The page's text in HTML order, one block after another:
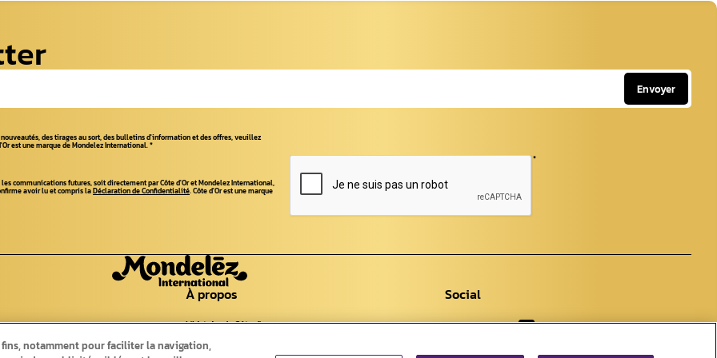
Envoyer
des tirages au sort, des bulletins d'information et des offres, veuillez
est une marque de Mondelez International.*
communications futures, soit directement par Côte d'Or et Mondelez International,
avoir lu et compris laDéclaration de Confidentialité. Côte d'Or est une marque
*
À propos
L'histoire de Côte d'or
Cocoa Life
Social
Facebook
notamment pour faciliter la navigation,